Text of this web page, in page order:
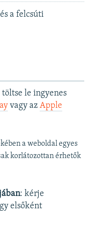
a felcsúti
töltse le ingyenes
vagy az Apple
a weboldal egyes
korlátozottan érhetők
: kérje
elsőként